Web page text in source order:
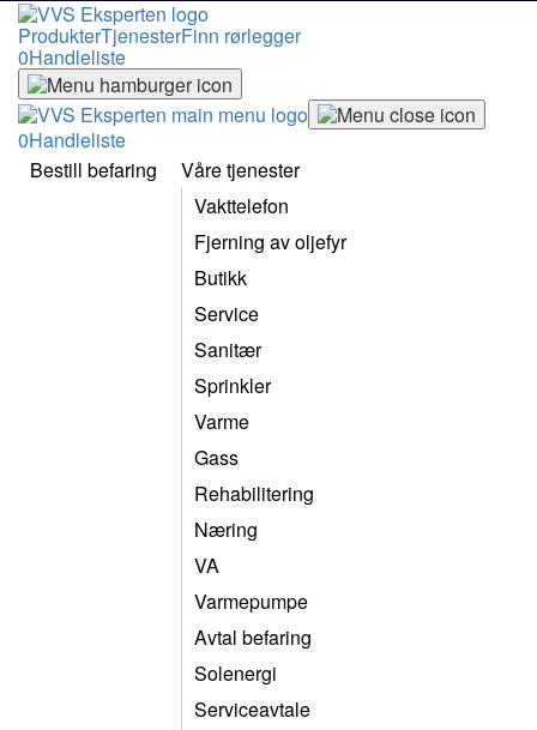
ProdukterTjenesterFinn rørlegger
0Handleliste
0Handleliste
Bestill befaring
Våre tjenester
Vakttelefon
Fjerning av oljefyr
Butikk
Service
Sanitær
Sprinkler
Varme
Gass
Rehabilitering
Næring
VA
Varmepumpe
Avtal befaring
Solenergi
Serviceavtale